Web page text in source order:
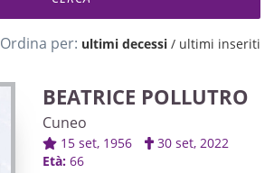
Ordina per: ultimi decessi / ultimi inseriti
BEATRICE POLLUTRO
Cuneo
15 set, 1956
30 set, 2022
Età: 66